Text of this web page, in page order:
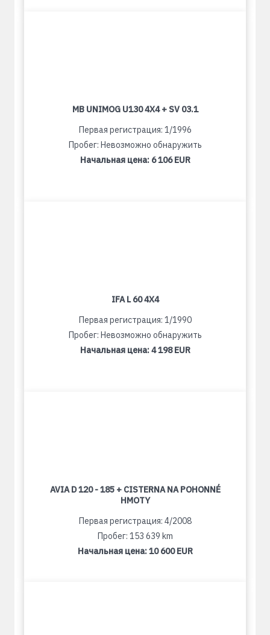
MB UNIMOG U130 4X4 + SV 03.1
Первая регистрация: 1/1996
Пробег: Невозможно обнаружить
Начальная цена: 6 106 EUR
IFA L 60 4X4
Первая регистрация: 1/1990
Пробег: Невозможно обнаружить
Начальная цена:4 198 EUR
AVIA D 120 - 185 + CISTERNA NA POHONNÉ
HMOTY
Первая регистрация: 4/2008
Пробег: 153 639 km
Начальная цена:10 600 EUR